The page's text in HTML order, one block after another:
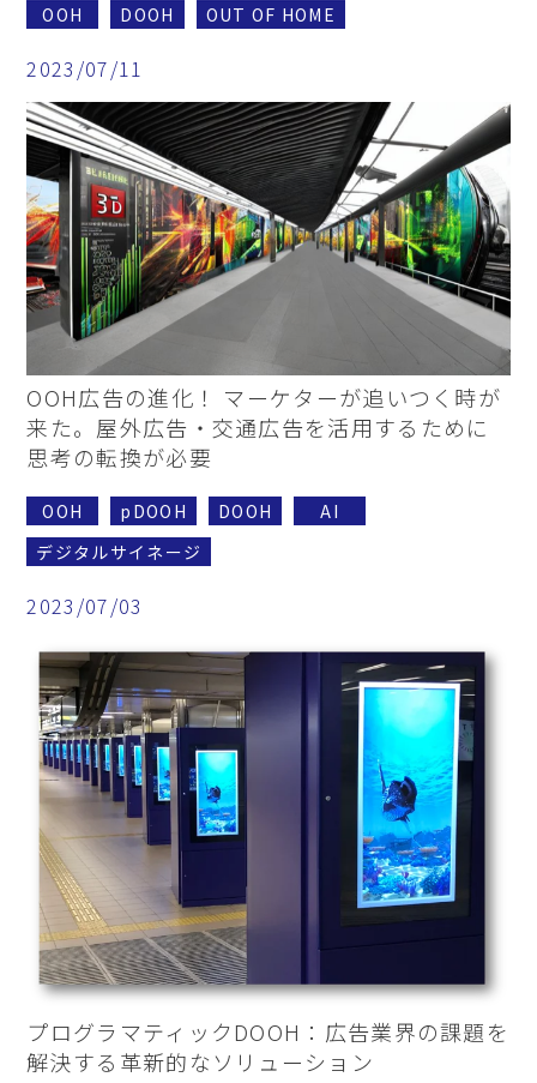
OOH DOOH OUT OF HOME
2023/07/11
OOH広告の進化！ マーケターが追いつく時が
来た。屋外広告・交通広告を活用するために
思考の転換が必要
OOH pDOOH DOOH
AI
デジタルサイネージ
2023/07/03
プログラマティックDOOH：広告業界の課題を
解決する革新的なソリューション